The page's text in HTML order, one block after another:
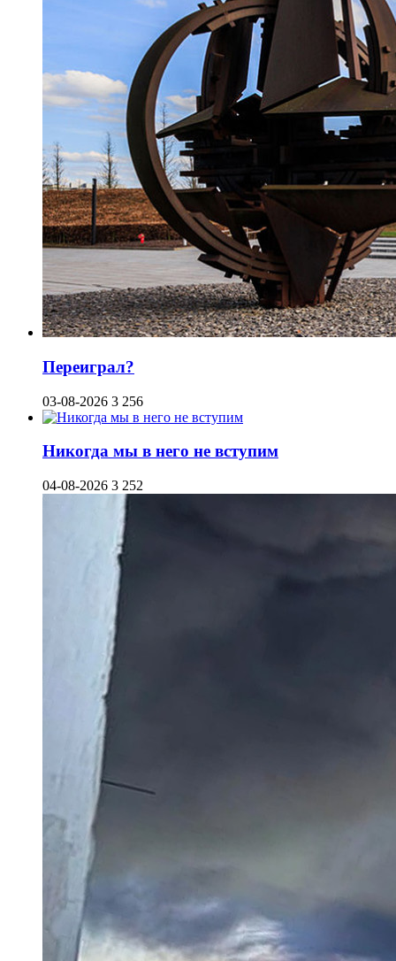
Переиграл?
03-08-2026 3 256
Никогда мы в него не вступим
04-08-2026 3 252